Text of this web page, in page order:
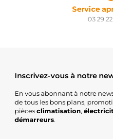
Service
03 29
Inscrivez-vous à notre
En vous abonnant à notre
de tous les bons plans,
piècesclimatisation,
démarreurs.